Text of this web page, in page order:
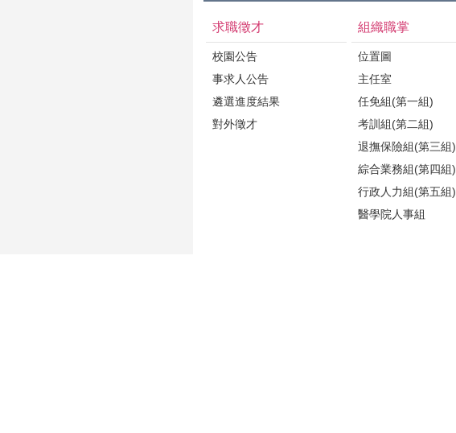
求職徵才
校園公告
事求人公告
遴選進度結果
對外徵才
組織職掌
位置圖
主任室
任免組(第一組)
考訓組(第二組)
退撫保險組(第三組)
綜合業務組(第四組)
行政人力組(第五組)
醫學院人事組